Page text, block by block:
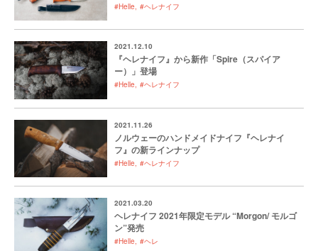
#Helle #ヘレナイフ
2021.12.10
『ヘレナイフ』から新作「Spire（スパイア
ー）」登場
#Helle #ヘレナイフ
2021.11.26
ノルウェーのハンドメイドナイフ『ヘレナイ
フ』の新ラインナップ
#Helle #ヘレナイフ
2021.03.20
ヘレナイフ 2021年限定モデル “Morgon/ モルゴ
ン”発売
#Helle #ヘレ